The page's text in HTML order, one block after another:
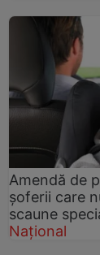
Amendă de
şoferii care
scaune
Național